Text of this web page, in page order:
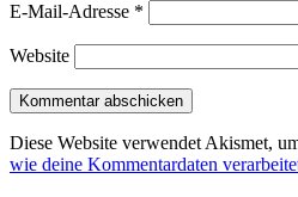
E-Mail-Adresse *
Website
Diese Website verwendet Akismet,
wie deine Kommentardaten